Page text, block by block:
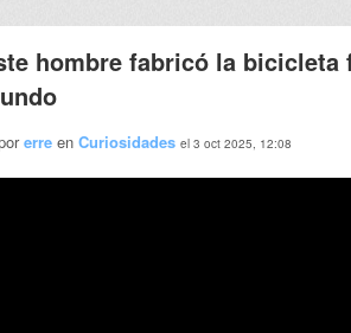
hombre fabricó la bicicleta
erre en Curiosidades el 3 oct 2025, 12:08